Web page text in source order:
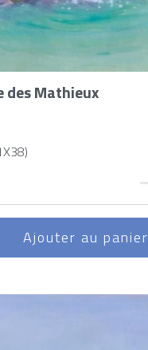
d'arbres
BOUTIQUE
des Mathieux
Ajouter au panier